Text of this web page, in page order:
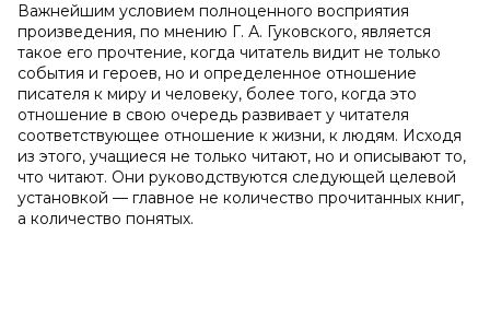
Важнейшим условием полноценного восприятия
произведения, по мнению Г. А. Гуковского, является
такое его прочтение, когда читатель видит не только
события и героев, но и определенное отношение
писателя к миру и человеку, более того, когда это
отношение в свою очередь развивает у читателя
соответствующее отношение к жизни, к людям. Исходя
из этого, учащиеся не только читают, но и описывают то,
что читают. Они руководствуются следующей целевой
установкой — главное не количество прочитанных книг,
а количество понятых.